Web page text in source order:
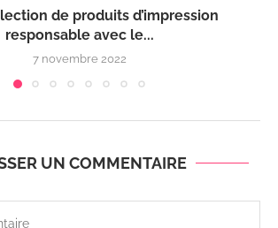
de produits d’impression
responsable avec le...
7 novembre 2022
UN COMMENTAIRE